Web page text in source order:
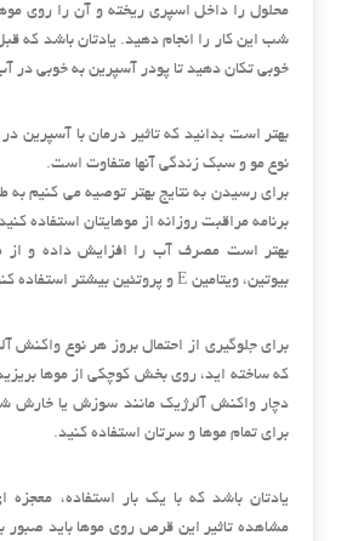
محلول را داخل اسپری ریخته و آن را روی
شب این کار را انجام دهید. یادتان باشد که
خوبی تکان دهید تا پودر آسپرین به خوبی در
بهتر است بدانید که تاثیر درمان با آسپرین
نوع مو و سبک زندگی آنها متفاوت است.
برای رسیدن به نتایج بهتر توصیه می کنیم به
برنامه مراقبت روزانه از موهایتان استفاده
بهتر است مصرف آب را افزایش داده و از
بیوتین، ویتامین E و پروتئین بیشتر استفاده کنید.
برای جلوگیری از احتمال بروز هر نوع واکنش
که ساخته اید، روی بخش کوچکی از موها
دچار واکنش آلرژیک مانند سوزش یا خارش
برای تمام موها و سرتان استفاده کنید.
یادتان باشد که با یک بار استفاده،
مشاهده تاثیر این قرص روی موها باید صبور